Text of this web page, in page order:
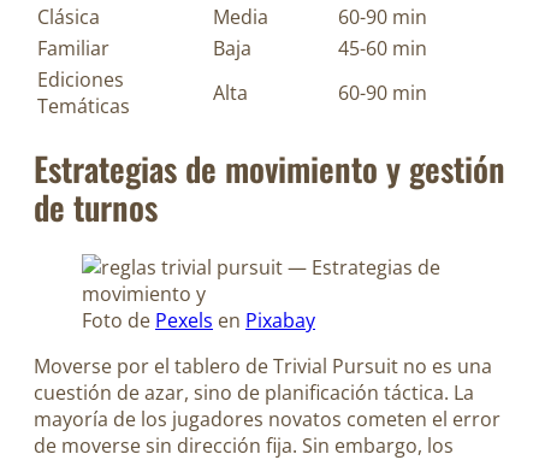
Clásica
Media
60-90 min
Familiar
Baja
45-60 min
Ediciones
Temáticas
Alta 60-90 min
Estrategias de movimiento y gestión
de turnos
Foto de Pexels en Pixabay
Moverse por el tablero de Trivial Pursuit no es una
cuestión de azar, sino de planificación táctica. La
mayoría de los jugadores novatos cometen el error
de moverse sin dirección fija. Sin embargo, los